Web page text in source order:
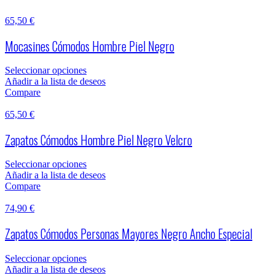
65,50 €
Mocasines Cómodos Hombre Piel Negro
Seleccionar opciones
Añadir a la lista de deseos
Compare
65,50 €
Zapatos Cómodos Hombre Piel Negro Velcro
Seleccionar opciones
Añadir a la lista de deseos
Compare
74,90 €
Zapatos Cómodos Personas Mayores Negro Ancho Especial
Seleccionar opciones
Añadir a la lista de deseos